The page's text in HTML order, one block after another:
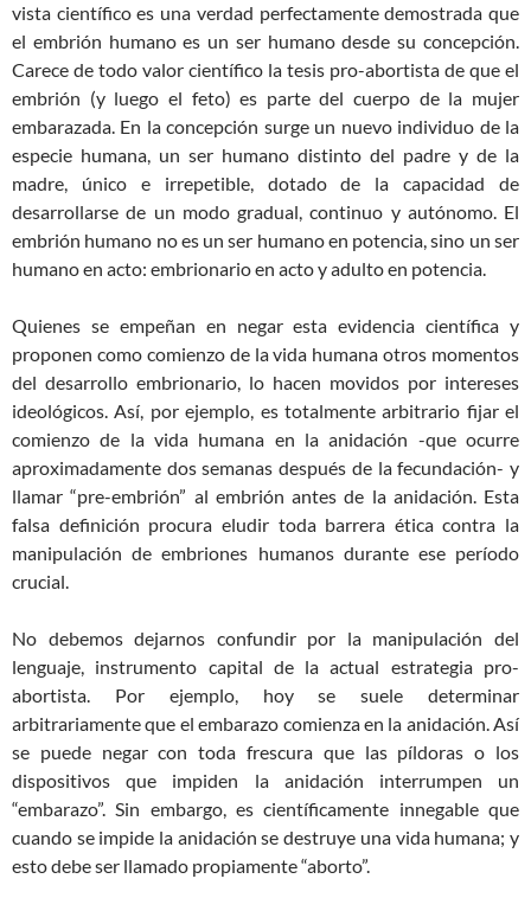
vista científico es una verdad perfectamente demostrada que
el embrión humano es un ser humano desde su concepción.
Carece de todo valor científico la tesis pro-abortista de que el
embrión (y luego el feto) es parte del cuerpo de la mujer
embarazada. En la concepción surge un nuevo individuo de la
especie humana, un ser humano distinto del padre y de la
madre, único e irrepetible, dotado de la capacidad de
desarrollarse de un modo gradual, continuo y autónomo. El
embrión humano no es un ser humano en potencia, sino un ser
humano en acto: embrionario en acto y adulto en potencia.
Quienes se empeñan en negar esta evidencia científica y
proponen como comienzo de la vida humana otros momentos
del desarrollo embrionario, lo hacen movidos por intereses
ideológicos. Así, por ejemplo, es totalmente arbitrario fijar el
comienzo de la vida humana en la anidación -que ocurre
aproximadamente dos semanas después de la fecundación- y
llamar “pre-embrión” al embrión antes de la anidación. Esta
falsa definición procura eludir toda barrera ética contra la
manipulación de embriones humanos durante ese período
crucial.
No debemos dejarnos confundir por la manipulación del
lenguaje, instrumento capital de la actual estrategia pro-
abortista. Por ejemplo, hoy se suele determinar
arbitrariamente que el embarazo comienza en la anidación. Así
se puede negar con toda frescura que las píldoras o los
dispositivos que impiden la anidación interrumpen un
“embarazo”. Sin embargo, es científicamente innegable que
cuando se impide la anidación se destruye una vida humana; y
esto debe ser llamado propiamente “aborto”.